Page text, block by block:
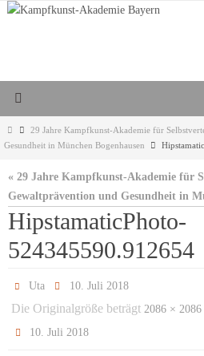
Zum
Start29 Jahre Kampfkunst-Akademie für
Gesundheit in München Bogenhausen
« 29 Jahre Kampfkunst-Akademie für
Gewaltprävention und Gesundheit in
HipstamaticPhoto-
524345590.912654
Uta 10. Juli 2018
Die Originalgröße beträgt 2086 × 2086
10. Juli 2018